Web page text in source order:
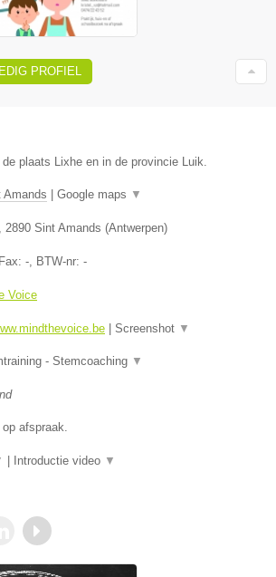
PROFIEL
plaats Lixhe en in de provincie Luik.
Amands Google maps ▼
, 2890 Sint Amands (Antwerpen)
-, BTW-nr: -
Voice
Screenshot ▼
- Stemcoaching ▼
afspraak.
Introductie video ▼